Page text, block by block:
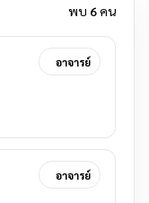
พบ 6 คน
อาจารย์
อาจารย์